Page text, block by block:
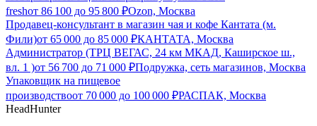
freshот 86 100 до 95 800 ₽Ozon, Москва
Продавец-консультант в магазин чая и кофе Кантата (м.
Фили)от 65 000 до 85 000 ₽КАНТАТА, Москва
Администратор (ТРЦ ВЕГАС, 24 км МКАД, Каширское ш.,
вл. 1 )от 56 700 до 71 000 ₽Подружка, сеть магазинов, Москва
Упаковщик на пищевое
производствоот 70 000 до 100 000 ₽РАСПАК, Москва
HeadHunter